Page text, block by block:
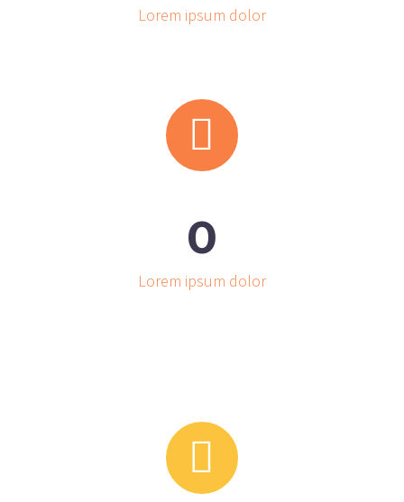
Lorem ipsum dolor


0
Lorem ipsum dolor

